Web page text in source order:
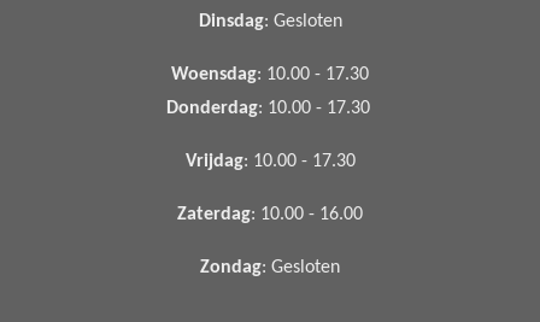
Dinsdag: Gesloten
Woensdag: 10.00 - 17.30
Donderdag: 10.00 - 17.30
Vrijdag: 10.00 - 17.30
Zaterdag: 10.00 - 16.00
Zondag: Gesloten